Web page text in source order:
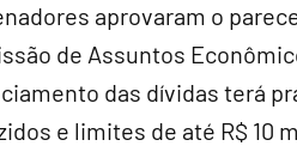
aprovaram o
de Assuntos
das dívidas terá
e limites de até R$ 10